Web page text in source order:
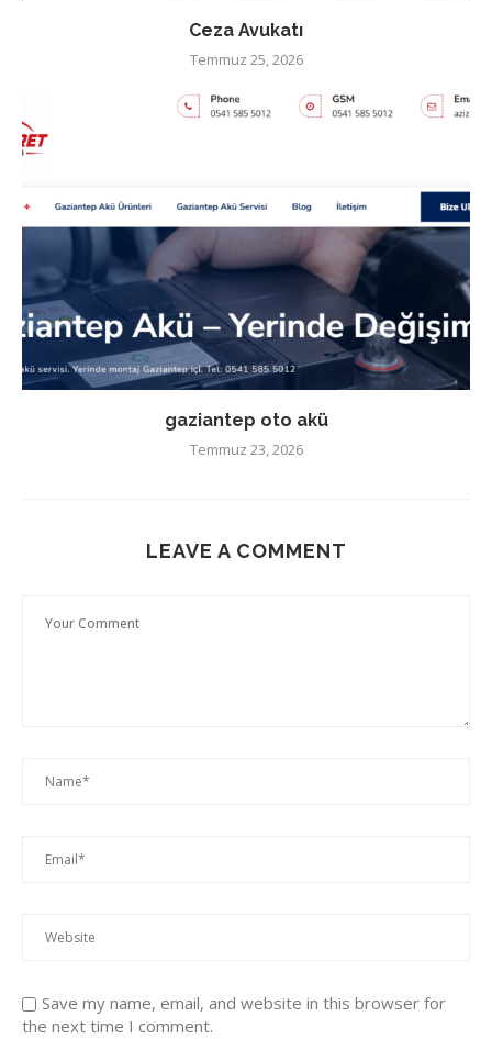
Ceza Avukatı
Temmuz 25, 2026
gaziantep oto akü
Temmuz 23, 2026
LEAVE A COMMENT
Save my name, email, and website in this browser for
the next time I comment.